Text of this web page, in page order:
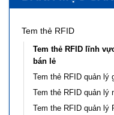
Tem thẻ RFID
Tem thẻ RFID lĩnh
bán lẻ
Tem thẻ RFID quản lý
Tem thẻ RFID quản lý
Tem the RFID quản lý